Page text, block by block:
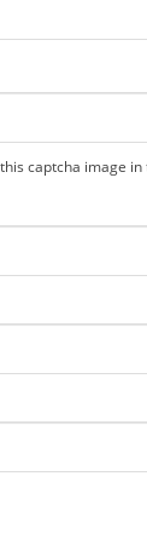
captcha image